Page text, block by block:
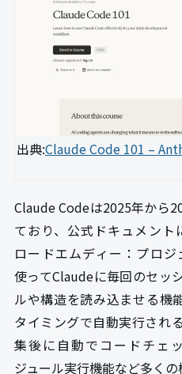
出典:Claude Code 101 –
Claude Codeは2025年から
ており、公式ドキュメント
ロードエムディー：プロ
使ってClaudeに毎回のセッ
ルや構造を読み込ませる機
タイミングで自動実行され
集後に自動でコードチェ
ジュール実行機能など多くの